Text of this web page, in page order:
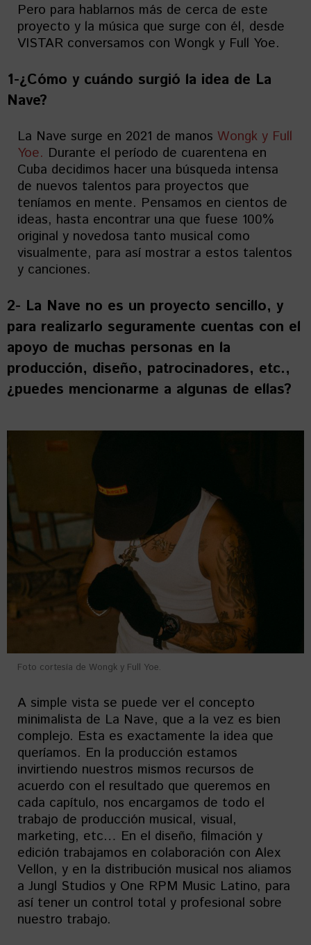
Pero para hablarnos más de cerca de este
proyecto y la música que surge con él, desde
VISTAR conversamos con Wongk y Full Yoe.
1-¿Cómo y cuándo surgió la idea de La
Nave?
La Nave surge en 2021 de manos Wongk y Full
Yoe. Durante el período de cuarentena en
Cuba decidimos hacer una búsqueda intensa
de nuevos talentos para proyectos que
teníamos en mente. Pensamos en cientos de
ideas, hasta encontrar una que fuese 100%
original y novedosa tanto musical como
visualmente, para así mostrar a estos talentos
y canciones.
2- La Nave no es un proyecto sencillo, y
para realizarlo seguramente cuentas con el
apoyo de muchas personas en la
producción, diseño, patrocinadores, etc.,
¿puedes mencionarme a algunas de ellas?
Foto cortesía de Wongk y Full Yoe.
A simple vista se puede ver el concepto
minimalista de La Nave, que a la vez es bien
complejo. Esta es exactamente la idea que
queríamos. En la producción estamos
invirtiendo nuestros mismos recursos de
acuerdo con el resultado que queremos en
cada capítulo, nos encargamos de todo el
trabajo de producción musical, visual,
marketing, etc… En el diseño, filmación y
edición trabajamos en colaboración con Alex
Vellon, y en la distribución musical nos aliamos
a Jungl Studios y One RPM Music Latino, para
así tener un control total y profesional sobre
nuestro trabajo.